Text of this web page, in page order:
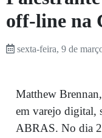
off-line na
sexta-feira, 9 de
Matthew
em varejo digital,
ABRAS. No dia